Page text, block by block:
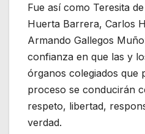
Fue así como Teresita
Huerta Barrera, Carlos
Armando Gallegos
confianza en que las y
órganos colegiados que
proceso se conducirán
respeto, libertad,
verdad.